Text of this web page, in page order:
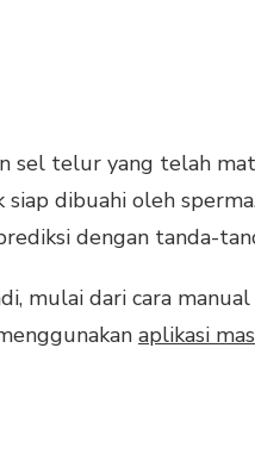
sel telur yang telah
dibuahi oleh
dengan tanda-
mulai dari cara
aplikasi